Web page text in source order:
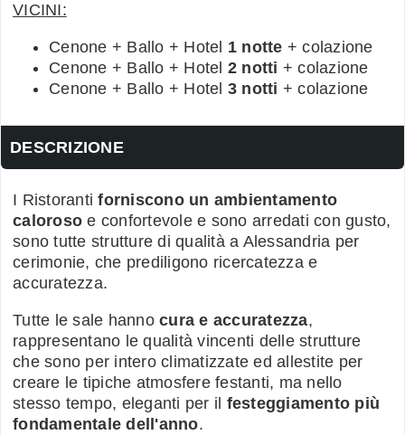
VICINI:
Cenone + Ballo + Hotel 1 notte + colazione
Cenone + Ballo + Hotel 2 notti + colazione
Cenone + Ballo + Hotel 3 notti + colazione
DESCRIZIONE
I Ristorantiforniscono un ambientamento
caloroso e confortevole e sono arredati con gusto,
sono tutte strutture di qualità a Alessandria per
cerimonie, che prediligono ricercatezza e
accuratezza.
Tutte le sale hanno cura e accuratezza,
rappresentano le qualità vincenti delle strutture
che sono per intero climatizzate ed allestite per
creare le tipiche atmosfere festanti, ma nello
stesso tempo, eleganti per il festeggiamento più
fondamentale dell'anno.